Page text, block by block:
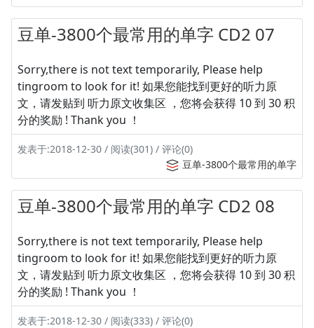
豆单-3800个最常用的单字 CD2 07
Sorry,there is not text temporarily, Please help
tingroom to look for it! 如果您能找到更好的听力原
文，请发贴到 听力原文收集区 ，您将会获得 10 到 30 积
分的奖励 ! Thank you ！
发表于:2018-12-30 / 阅读(301) / 评论(0)
豆单-3800个最常用的单字
豆单-3800个最常用的单字 CD2 08
Sorry,there is not text temporarily, Please help
tingroom to look for it! 如果您能找到更好的听力原
文，请发贴到 听力原文收集区 ，您将会获得 10 到 30 积
分的奖励 ! Thank you ！
发表于:2018-12-30 / 阅读(333) / 评论(0)